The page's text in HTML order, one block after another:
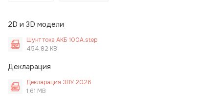
2D и 3D модели
Шунт тока АКБ 100A.step
454.82 KB
Декларация
Декларация ЗВУ 2026
1.61 MB